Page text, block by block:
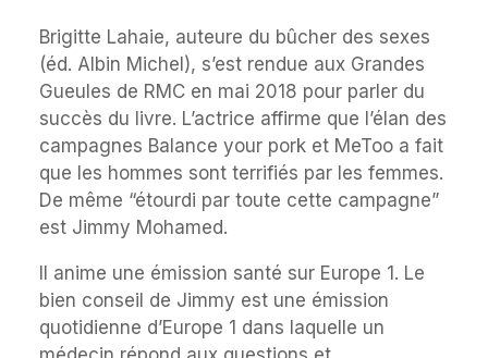
Brigitte Lahaie, auteure du bûcher des sexes
(éd. Albin Michel), s’est rendue aux Grandes
Gueules de RMC en mai 2018 pour parler du
succès du livre. L’actrice affirme que l’élan des
campagnes Balance your pork et MeToo a fait
que les hommes sont terrifiés par les femmes.
De même “étourdi par toute cette campagne”
est Jimmy Mohamed.
Il anime une émission santé sur Europe 1. Le
bien conseil de Jimmy est une émission
quotidienne d’Europe 1 dans laquelle un